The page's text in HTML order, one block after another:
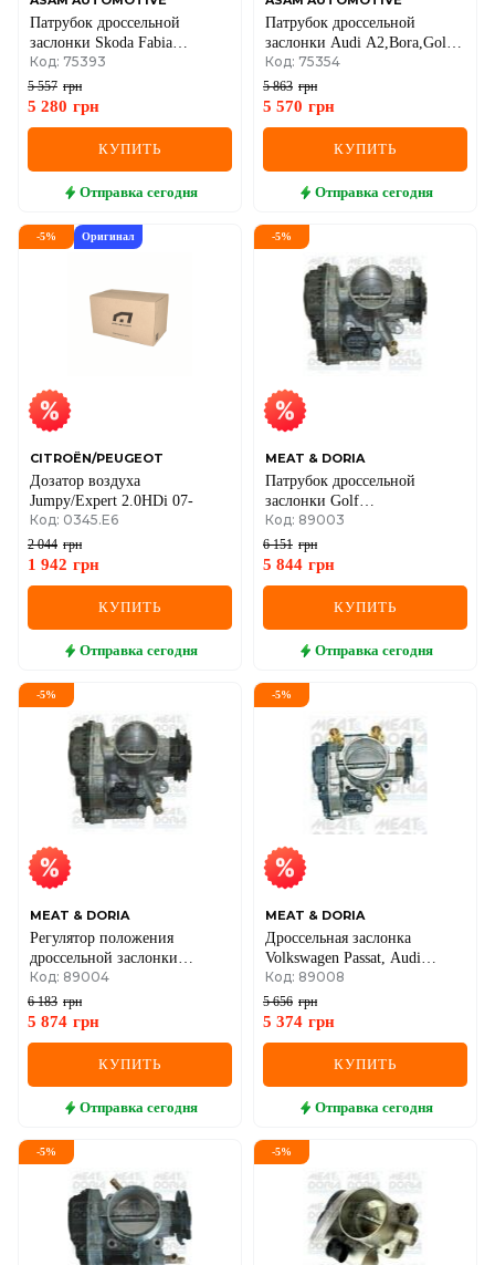
Патрубок дроссельной
заслонки Skoda Fabia
I,Seat,Roomster,Polo 1.2/1.4
99- VW
Код: 75393
5 557 грн
5 280 грн
КУПИТЬ
Отправка сегодня
Патрубок дроссельной
заслонки Audi A2,Bora,Golf
IV,V,Polo,Skoda Fabia
I,Octavia I,II 1.2/1.4 VW
Код: 75354
5 863 грн
5 570 грн
КУПИТЬ
Отправка сегодня
-5% Оригинал
CITROËN/PEUGEOT
Дозатор воздуха
Jumpy/Expert 2.0HDi 07-
Код: 0345.E6
2 044 грн
1 942 грн
КУПИТЬ
Отправка сегодня
-5%
MEAT & DORIA
Патрубок дроссельной
заслонки Golf
III,Polo,Vento,Seat,Skoda
Felicia
Код: 89003
6 151 грн
5 844 грн
КУПИТЬ
Отправка сегодня
-5%
MEAT & DORIA
Регулятор положения
дроссельной заслонки
Volkswagen Golf IV, Polo,
Škoda Octavia 1.4
Код: 89004
6 183 грн
5 874 грн
КУПИТЬ
Отправка сегодня
-5%
MEAT & DORIA
Дроссельная заслонка
Volkswagen Passat, Audi
A4/A6 1995–
Код: 89008
5 656 грн
5 374 грн
КУПИТЬ
Отправка сегодня
-5% -5%